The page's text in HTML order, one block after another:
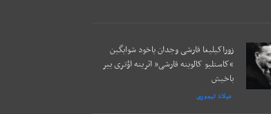
زوراکیلیغا قارشی وجدان یاخود شوایگین
“کاستلیو کالوینه قارشی” اثرینه اؤتری بیر
باخیش
میلاد تیموری